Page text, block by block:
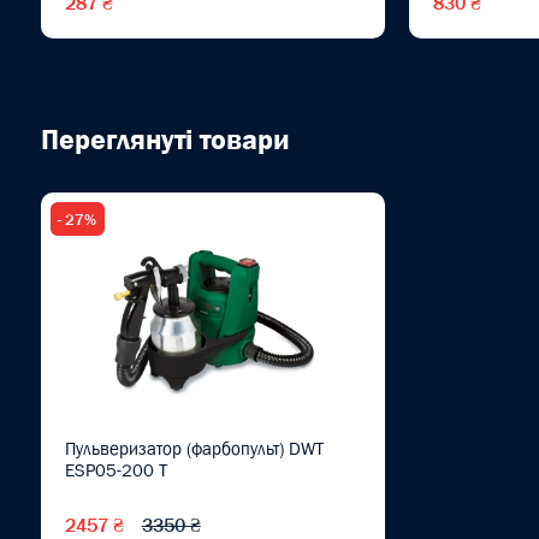
Переглянуті товари
- 27%
Пульверизатор (фарбопульт) DWT
ESP05-200 T
2457 ₴ 3350 ₴